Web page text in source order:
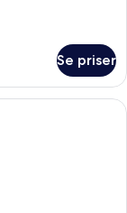
Se priser